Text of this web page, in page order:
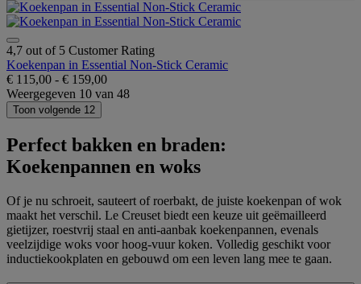
4,7 out of 5 Customer Rating
Koekenpan in Essential Non-Stick Ceramic
€ 115,00 - € 159,00
Weergegeven 10 van 48
Toon volgende 12
Perfect bakken en braden:
Koekenpannen en woks
Of je nu schroeit, sauteert of roerbakt, de juiste koekenpan of wok
maakt het verschil. Le Creuset biedt een keuze uit geëmailleerd
gietijzer, roestvrij staal en anti-aanbak koekenpannen, evenals
veelzijdige woks voor hoog-vuur koken. Volledig geschikt voor
inductiekookplaten en gebouwd om een leven lang mee te gaan.